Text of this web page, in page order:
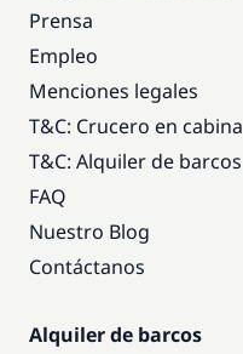
Prensa
Empleo
Menciones legales
T&C: Crucero en cabina
T&C: Alquiler de barcos
FAQ
Nuestro Blog
Contáctanos
Alquiler de barcos